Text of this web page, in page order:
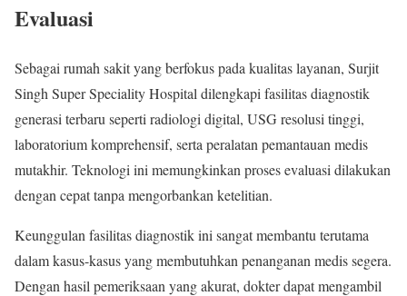
Evaluasi
Sebagai rumah sakit yang berfokus pada kualitas layanan, Surjit
Singh Super Speciality Hospital dilengkapi fasilitas diagnostik
generasi terbaru seperti radiologi digital, USG resolusi tinggi,
laboratorium komprehensif, serta peralatan pemantauan medis
mutakhir. Teknologi ini memungkinkan proses evaluasi dilakukan
dengan cepat tanpa mengorbankan ketelitian.
Keunggulan fasilitas diagnostik ini sangat membantu terutama
dalam kasus-kasus yang membutuhkan penanganan medis segera.
Dengan hasil pemeriksaan yang akurat, dokter dapat mengambil